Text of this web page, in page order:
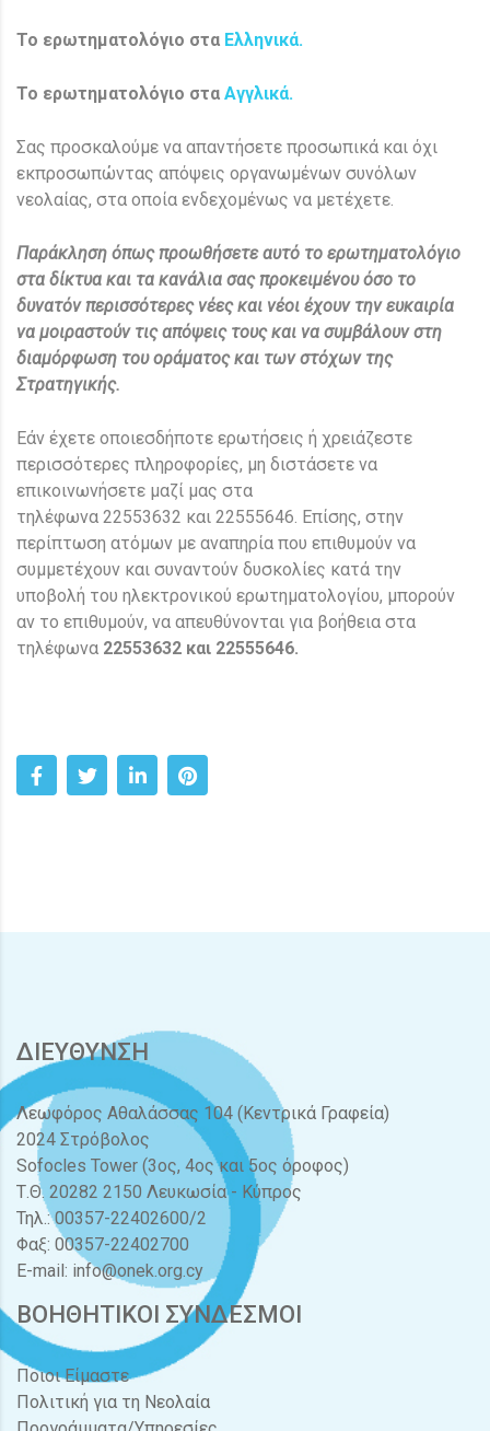
To ερωτηματολόγιο στα Ελληνικά.
To ερωτηματολόγιο στα Αγγλικά.
Σας προσκαλούμε να απαντήσετε προσωπικά και όχι
εκπροσωπώντας απόψεις οργανωμένων συνόλων
νεολαίας, στα οποία ενδεχομένως να μετέχετε.
Παράκληση όπως προωθήσετε αυτό το ερωτηματολόγιο
στα δίκτυα και τα κανάλια σας προκειμένου όσο το
δυνατόν περισσότερες νέες και νέοι έχουν την ευκαιρία
να μοιραστούν τις απόψεις τους και να συμβάλουν στη
διαμόρφωση του οράματος και των στόχων της
Στρατηγικής.
Εάν έχετε οποιεσδήποτε ερωτήσεις ή χρειάζεστε
περισσότερες πληροφορίες, μη διστάσετε να
επικοινωνήσετε μαζί μας στα
τηλέφωνα 22553632 και 22555646. Επίσης, στην
περίπτωση ατόμων με αναπηρία που επιθυμούν να
συμμετέχουν και συναντούν δυσκολίες κατά την
υποβολή του ηλεκτρονικού ερωτηματολογίου, μπορούν
αν το επιθυμούν, να απευθύνονται για βοήθεια στα
τηλέφωνα 22553632 και 22555646.
ΔΙΕΥΘΥΝΣΗ
Λεωφόρος Αθαλάσσας 104 (Κεντρικά Γραφεία)
2024 Στρόβολος
Sofocles Tower (3ος, 4ος και 5ος όροφος)
Τ.Θ. 20282 2150 Λευκωσία - Κύπρος
Τηλ.: 00357-22402600/2
Φαξ: 00357-22402700
E-mail: info@onek.org.cy
ΒΟΗΘΗΤΙΚΟΙ ΣΥΝΔΕΣΜΟΙ
Ποιοι Είμαστε
Πολιτική για τη Νεολαία